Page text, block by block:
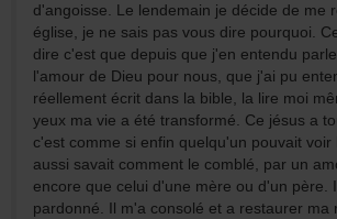
d'angoisse. Le lendemain je décide de me
église, je ne sais pas vous dire pourquoi.
dire c'est que depuis que j'en entendu
l'amour de Dieu pour nous, que j'ai pu
réellement écrit dans la bible, la lire moi
yeux ma vie a été transformé. Ce jésus a
c'est comme si enfin quelqu'un pouvait voir
aussi savait comment le comblé, par un
encore que celui d'une mère ou d'un père.
pardonné. Il m'a consolé et a restaurer ma